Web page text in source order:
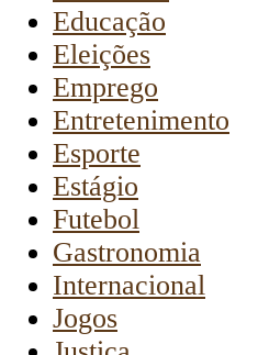
Educação
Eleições
Emprego
Entretenimento
Esporte
Estágio
Futebol
Gastronomia
Internacional
Jogos